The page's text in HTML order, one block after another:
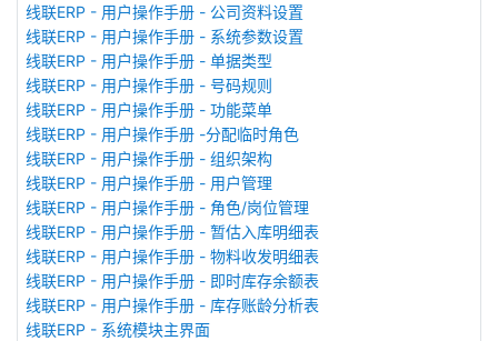
线联ERP - 用户操作手册 - 公司资料设置
线联ERP - 用户操作手册 - 系统参数设置
线联ERP - 用户操作手册 - 单据类型
线联ERP - 用户操作手册 - 号码规则
线联ERP - 用户操作手册 - 功能菜单
线联ERP - 用户操作手册 -分配临时角色
线联ERP - 用户操作手册 - 组织架构
线联ERP - 用户操作手册 - 用户管理
线联ERP - 用户操作手册 - 角色/岗位管理
线联ERP - 用户操作手册 - 暂估入库明细表
线联ERP - 用户操作手册 - 物料收发明细表
线联ERP - 用户操作手册 - 即时库存余额表
线联ERP - 用户操作手册 - 库存账龄分析表
线联ERP - 系统模块主界面